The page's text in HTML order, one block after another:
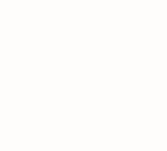
de dívidas